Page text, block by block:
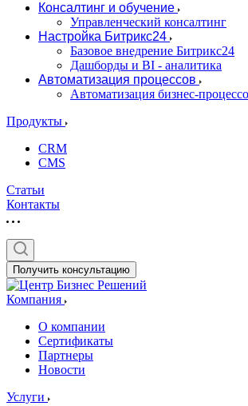
Консалтинг и обучение
Управленческий консалтинг
Настройка Битрикс24
Базовое внедрение Битрикс24
Дашборды и BI - аналитика
Автоматизация процессов
Автоматизация бизнес-
Продукты
CRM
CMS
Статьи
Контакты
Получить консультацию
Компания
О компании
Сертификаты
Партнеры
Новости
Услуги